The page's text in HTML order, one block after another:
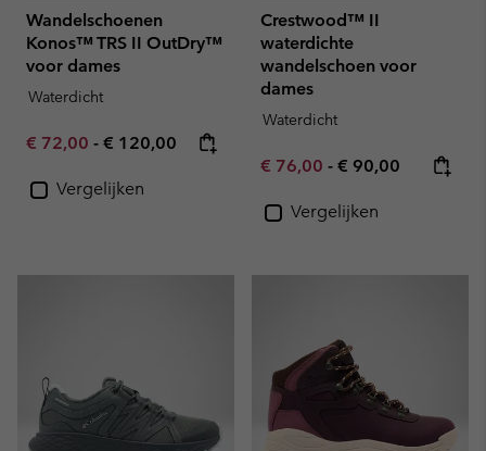
Wandelschoenen
Konos™ TRS II OutDry™
voor dames
Waterdicht
Minimum sale price:
€ 72,00 - Maximum price:
€ 120,00
Vergelijken
Crestwood™ II
waterdichte
wandelschoen voor
dames
Waterdicht
Minimum sale price:
€ 76,00 - Maximum price:
€ 90,00
Vergelijken